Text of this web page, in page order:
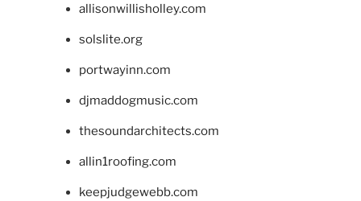
allisonwillisholley.com
solslite.org
portwayinn.com
djmaddogmusic.com
thesoundarchitects.com
allin1roofing.com
keepjudgewebb.com